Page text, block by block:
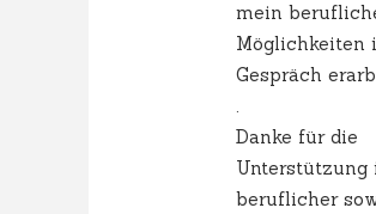
mein
Möglichkeiten
Gespräch
.
Danke für die
Unterstützung
beruflicher